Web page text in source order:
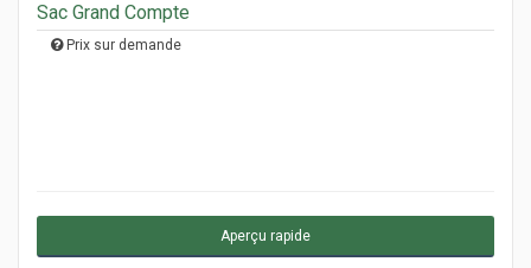
Sac Grand Compte
Prix sur demande
Aperçu rapide